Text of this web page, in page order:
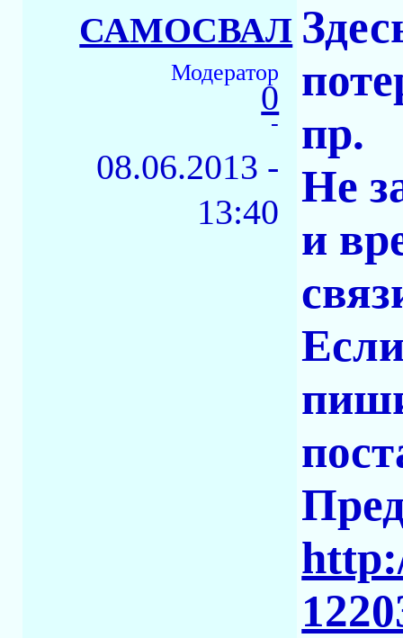
САМОСВАЛ
Модератор
0
-
08.06.2013 -
13:40
пр.
Не
и